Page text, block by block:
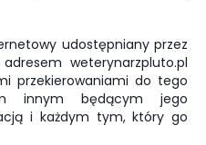
udostępniany przez
weterynarzpluto.pl
przekierowaniami do tego
innym będącym jego
i każdym tym, który go